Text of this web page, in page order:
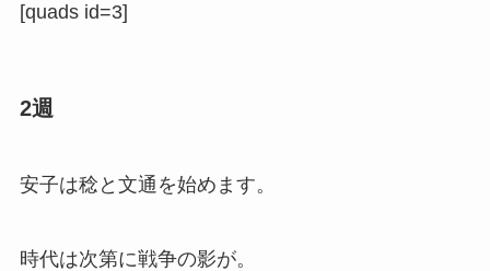
[quads id=3]
2週
安子は稔と文通を始めます。
時代は次第に戦争の影が。